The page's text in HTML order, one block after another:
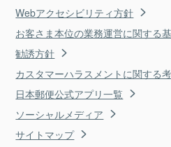
Webアクセシビリティ方針
お客さま本位の業務運営に関する
勧誘方針
カスタマーハラスメントに関する
日本郵便公式アプリ一覧
ソーシャルメディア
サイトマップ